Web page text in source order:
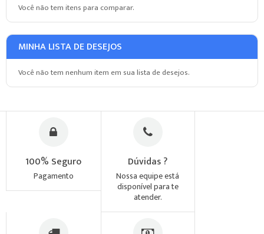
Você não tem itens para comparar.
MINHA LISTA DE DESEJOS
Você não tem nenhum item em sua lista de desejos.
100% Seguro
Pagamento
Dúvidas ?
Nossa equipe está
disponível para te
atender.